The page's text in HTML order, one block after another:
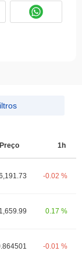
Preço 1h
-0.02 %
0.17 %
-0.01 %